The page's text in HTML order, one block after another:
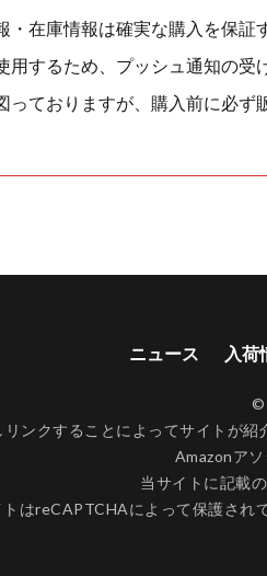
在庫情報は確実な購入を保証
するため、プッシュ通知の受
っておりますが、購入前に必ず
ニュース 入荷
©
ンクすることによってサイトが
Amazonア
当サイトに記載
トはreCAPTCHAによって保護され